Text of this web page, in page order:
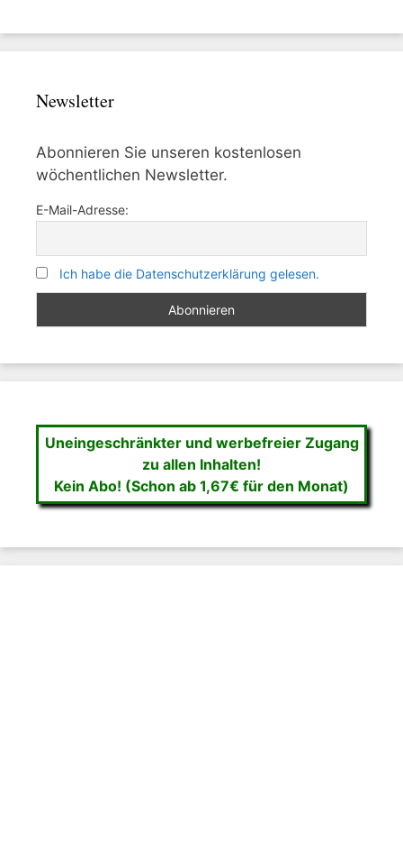
Newsletter
Abonnieren Sie unseren kostenlosen
wöchentlichen Newsletter.
E-Mail-Adresse:
Ich habe die Datenschutzerklärung gelesen.
Uneingeschränkter und werbefreier Zugang
zu allen Inhalten!
Kein Abo! (Schon ab 1,67€ für den Monat)